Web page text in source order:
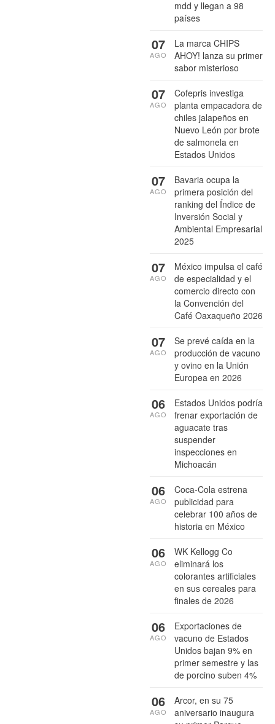
mdd y llegan a 98
países
La marca CHIPS
AHOY! lanza su primer
sabor misterioso
07
AGO
Cofepris investiga
planta empacadora de
chiles jalapeños en
Nuevo León por brote
de salmonela en
Estados Unidos
07
AGO
Bavaria ocupa la
primera posición del
ranking del Índice de
Inversión Social y
Ambiental Empresarial
2025
07
AGO
México impulsa el café
de especialidad y el
comercio directo con
la Convención del
Café Oaxaqueño 2026
07
AGO
Se prevé caída en la
producción de vacuno
y ovino en la Unión
Europea en 2026
07
AGO
Estados Unidos podría
frenar exportación de
aguacate tras
suspender
inspecciones en
Michoacán
06
AGO
Coca-Cola estrena
publicidad para
celebrar 100 años de
historia en México
06
AGO
WK Kellogg Co
eliminará los
colorantes artificiales
en sus cereales para
finales de 2026
06
AGO
Exportaciones de
vacuno de Estados
Unidos bajan 9% en
primer semestre y las
de porcino suben 4%
06
AGO
Arcor, en su 75
aniversario inaugura
06
AGO